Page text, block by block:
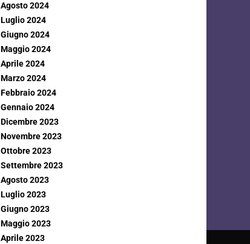
Agosto 2024
Luglio 2024
Giugno 2024
Maggio 2024
Aprile 2024
Marzo 2024
Febbraio 2024
Gennaio 2024
Dicembre 2023
Novembre 2023
Ottobre 2023
Settembre 2023
Agosto 2023
Luglio 2023
Giugno 2023
Maggio 2023
Aprile 2023